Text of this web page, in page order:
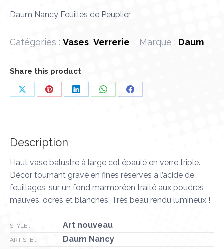
Daum Nancy Feuilles de Peuplier
Catégories : Vases, Verrerie Marque : Daum
Share this product
PartagerPartagerPartagerPartagerPartager
Description
Haut vase balustre à large col épaulé en verre triple.
Décor tournant gravé en fines réserves à l’acide de
feuillages, sur un fond marmoréen traité aux poudres
mauves, ocres et blanches. Très beau rendu lumineux !
STYLE : Art nouveau
ARTISTE : Daum Nancy